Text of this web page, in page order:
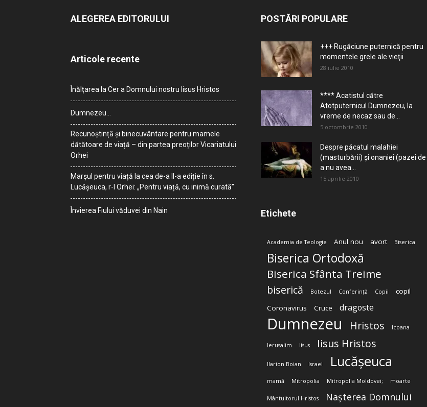
ALEGEREA EDITORULUI
Articole recente
Înălțarea la Cer a Domnului nostru Iisus Hristos
Dumnezeu…
Recunoștință și binecuvântare pentru mamele
dătătoare de viață – din partea preoților Vicariatului
Orhei
Marșul pentru viață la cea de-a II-a ediție în s.
Lucășeuca, r-l Orhei: „Pentru viață, cu inimă curată”
Învierea Fiului văduvei din Nain
POSTĂRI POPULARE
+++ Rugăciune puternică pentru
momentele grele ale vieţii
28 iulie 2010
**** Acatistul către
Atotputernicul Dumnezeu, la
vreme de necaz sau de...
5 octombrie 2010
Despre păcatul malahiei
(masturbării) şi onaniei (pazei de
a nu avea...
15 aprilie 2010
Etichete
Academia de Teologie Anul nou avort Biserica
Biserica Ortodoxă
Biserica Sfânta Treime
biserică Botezul Conferință Copii
copil
Coronavirus
Cruce dragoste
Dumnezeu Hristos Icoana
Ierusalim Iisus Iisus Hristos
Ilarion Boian Israel Lucășeuca
mamă Mitropolia Mitropolia Moldovei; moarte
Mântuitorul Hristos Nașterea Domnului